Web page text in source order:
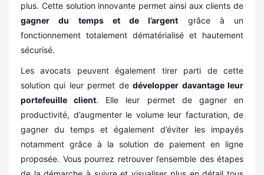
plus. Cette solution innovante permet ainsi aux clients de
gagner du temps et de l’argent grâce à un
fonctionnement totalement dématérialisé et hautement
sécurisé.
Les avocats peuvent également tirer parti de cette
solution qui leur permet dedévelopper davantage leur
portefeuille client. Elle leur permet de gagner en
productivité, d’augmenter le volume leur facturation, de
gagner du temps et également d’éviter les impayés
notamment grâce à la solution de paiement en ligne
proposée. Vous pourrez retrouver l’ensemble des étapes